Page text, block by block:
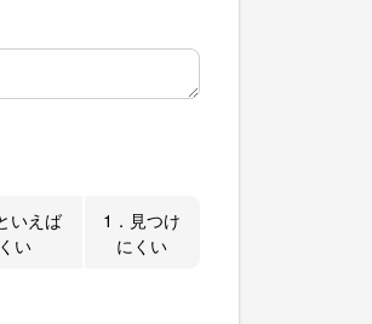
いえば
い
1．見つけ
にくい